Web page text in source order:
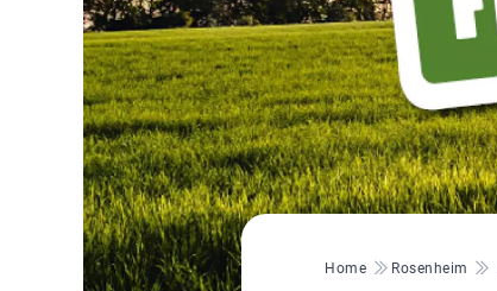
Pfadnavigation
Home Rosenheim